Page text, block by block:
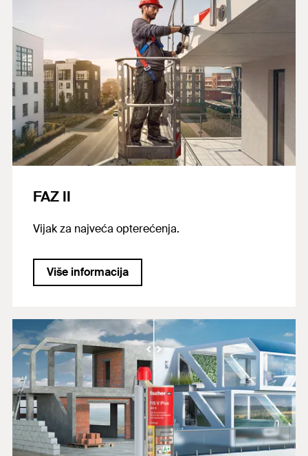
FAZ II
Vijak za najveća opterećenja.
Više informacija